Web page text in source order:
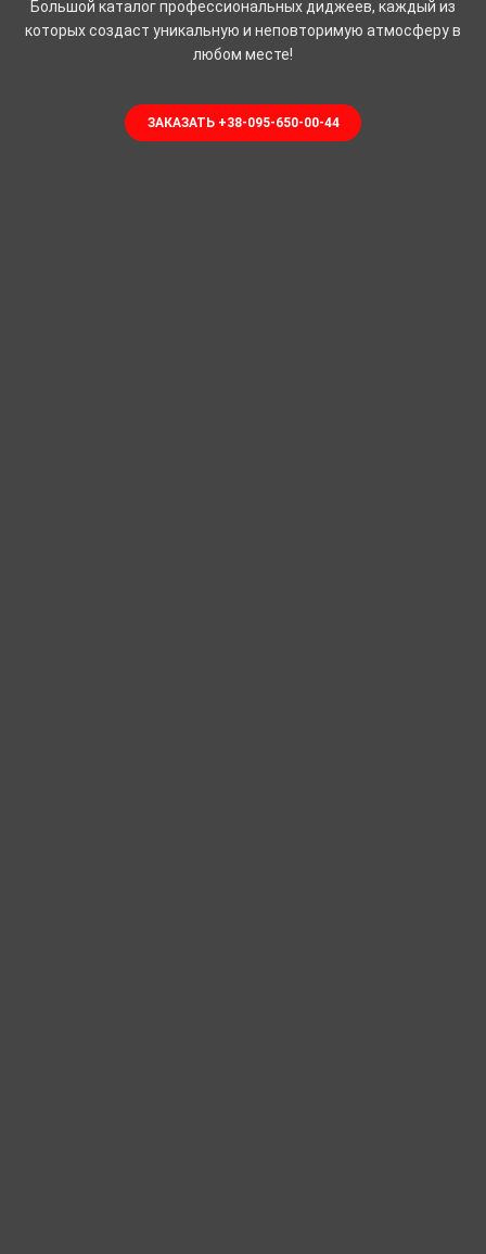
Большой каталог профессиональных диджеев, каждый из
которых создаст уникальную и неповторимую атмосферу в
любом месте!
ЗАКАЗАТЬ +38-095-650-00-44